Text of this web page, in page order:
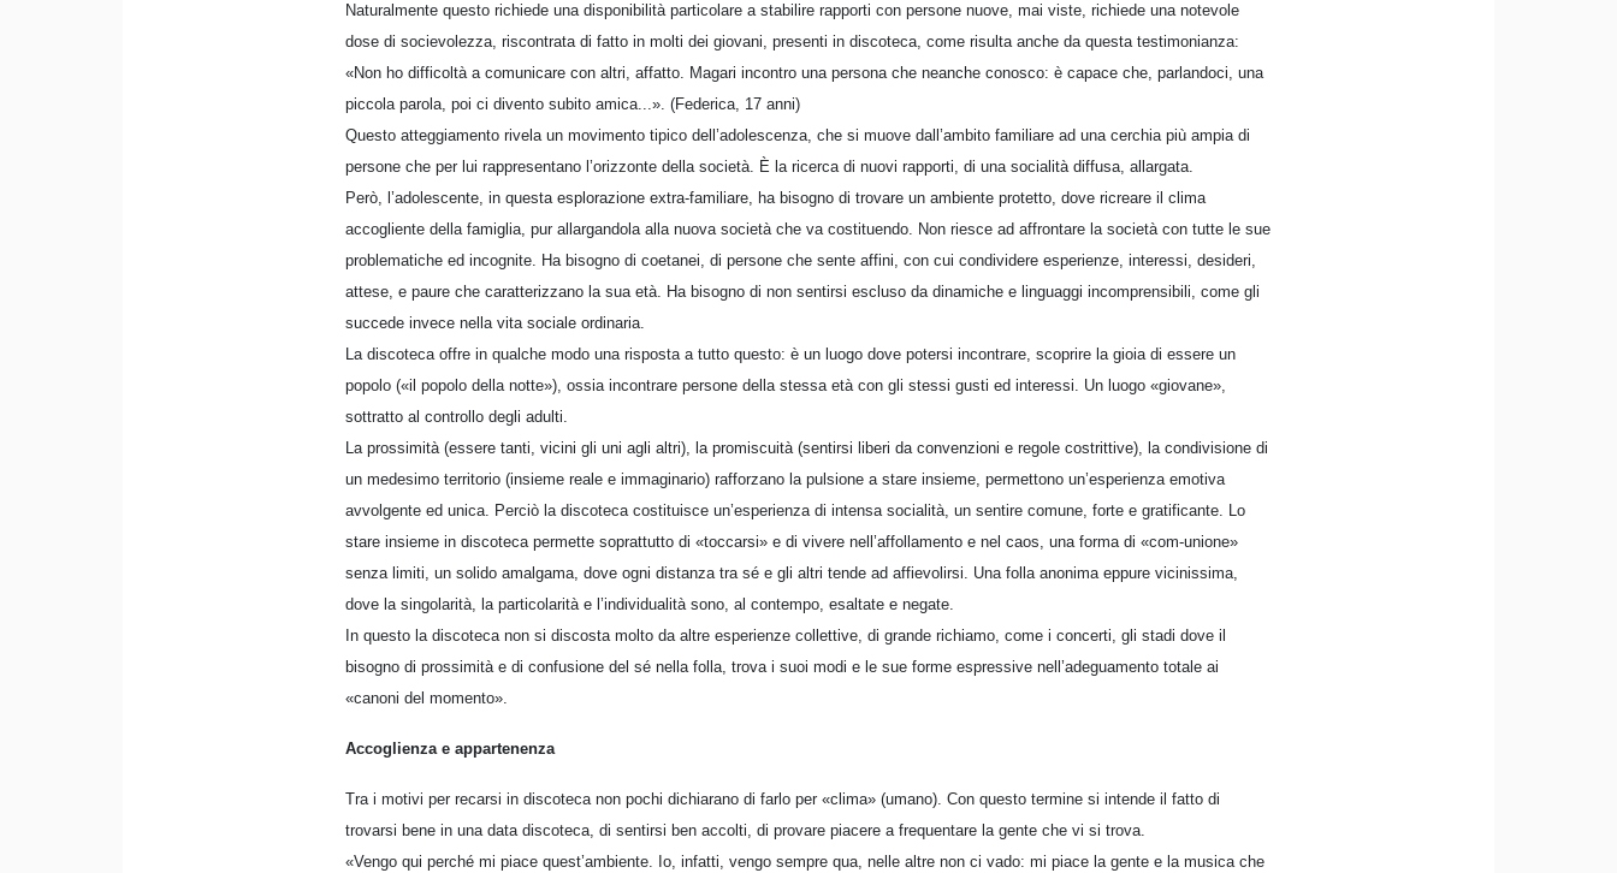
Naturalmente questo richiede una disponibilità particolare a stabilire rapporti con persone nuove, mai viste, richiede una notevole
dose di socievolezza, riscontrata di fatto in molti dei giovani, presenti in discoteca, come risulta anche da questa testimonianza:
«Non ho difficoltà a comunicare con altri, affatto. Magari incontro una persona che neanche conosco: è capace che, parlandoci, una
piccola parola, poi ci divento subito amica...». (Federica, 17 anni)
Questo atteggiamento rivela un movimento tipico dell’adolescenza, che si muove dall’ambito familiare ad una cerchia più ampia di
persone che per lui rappresentano l’orizzonte della società. È la ricerca di nuovi rapporti, di una socialità diffusa, allargata.
Però, l’adolescente, in questa esplorazione extra-familiare, ha bisogno di trovare un ambiente protetto, dove ricreare il clima
accogliente della famiglia, pur allargandola alla nuova società che va costituendo. Non riesce ad affrontare la società con tutte le sue
problematiche ed incognite. Ha bisogno di coetanei, di persone che sente affini, con cui condividere esperienze, interessi, desideri,
attese, e paure che caratterizzano la sua età. Ha bisogno di non sentirsi escluso da dinamiche e linguaggi incomprensibili, come gli
succede invece nella vita sociale ordinaria.
La discoteca offre in qualche modo una risposta a tutto questo: è un luogo dove potersi incontrare, scoprire la gioia di essere un
popolo («il popolo della notte»), ossia incontrare persone della stessa età con gli stessi gusti ed interessi. Un luogo «giovane»,
sottratto al controllo degli adulti.
La prossimità (essere tanti, vicini gli uni agli altri), la promiscuità (sentirsi liberi da convenzioni e regole costrittive), la condivisione di
un medesimo territorio (insieme reale e immaginario) rafforzano la pulsione a stare insieme, permettono un’esperienza emotiva
avvolgente ed unica. Perciò la discoteca costituisce un’esperienza di intensa socialità, un sentire comune, forte e gratificante. Lo
stare insieme in discoteca permette soprattutto di «toccarsi» e di vivere nell’affollamento e nel caos, una forma di «com-unione»
senza limiti, un solido amalgama, dove ogni distanza tra sé e gli altri tende ad affievolirsi. Una folla anonima eppure vicinissima,
dove la singolarità, la particolarità e l’individualità sono, al contempo, esaltate e negate.
In questo la discoteca non si discosta molto da altre esperienze collettive, di grande richiamo, come i concerti, gli stadi dove il
bisogno di prossimità e di confusione del sé nella folla, trova i suoi modi e le sue forme espressive nell’adeguamento totale ai
«canoni del momento».
Accoglienza e appartenenza
Tra i motivi per recarsi in discoteca non pochi dichiarano di farlo per «clima» (umano). Con questo termine si intende il fatto di
trovarsi bene in una data discoteca, di sentirsi ben accolti, di provare piacere a frequentare la gente che vi si trova.
«Vengo qui perché mi piace quest’ambiente. Io, infatti, vengo sempre qua, nelle altre non ci vado: mi piace la gente e la musica che